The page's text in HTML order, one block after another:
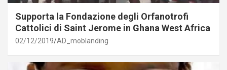
Supporta la Fondazione degli Orfanotrofi
Cattolici di Saint Jerome in Ghana West Africa
02/12/2019 AD_moblanding